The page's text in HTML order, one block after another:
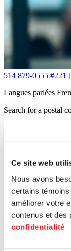
Ce site web
Nous avons
certains
améliorer votre
contenus et des
confidentialité
514 879-0555 #221
Langues parlées
Search for a postal